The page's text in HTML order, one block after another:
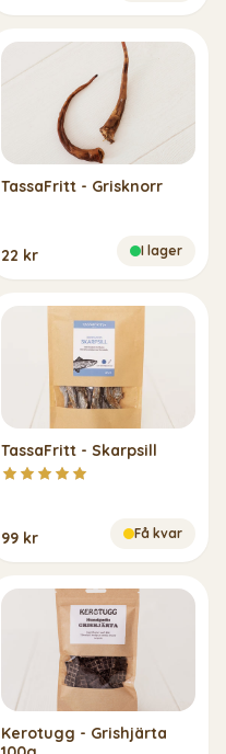
TassaFritt - Grisknorr
22 kr I lager
TassaFritt - Skarpsill
99 kr Få kvar
Kerotugg - Grishjärta